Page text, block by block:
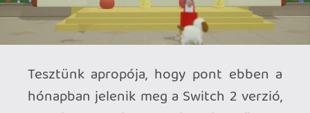
Ezzel ellentétben amikor egy-egy epizód
lezárult a keretes szerkezet miatt még
sem maradt bennem tüske. Lehet az
is.